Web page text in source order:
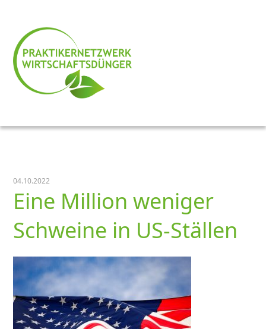
04.10.2022
Eine Million weniger
Schweine in US-Ställen